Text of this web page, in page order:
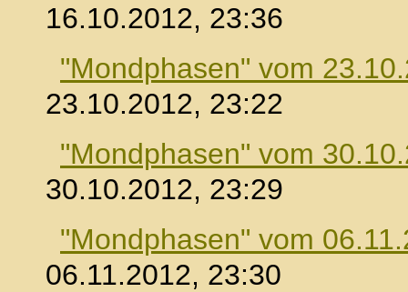
16.10.2012, 23:36
"Mondphasen" vom
23.10.2012, 23:22
"Mondphasen" vom
30.10.2012, 23:29
"Mondphasen" vom
06.11.2012, 23:30